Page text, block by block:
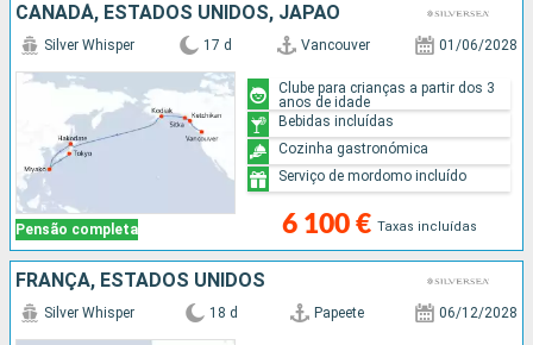
CANADÁ, ESTADOS UNIDOS, JAPÃO
Pensão completa
Silver Whisper 17 d Vancouver 01/06/2028
6 100 € Taxas incluídas
Clube para crianças a partir dos 3
anos de idade
Bebidas incluídas
Cozinha gastronómica
Serviço de mordomo incluído
FRANÇA, ESTADOS UNIDOS
Silver Whisper 18 d Papeete 06/12/2028